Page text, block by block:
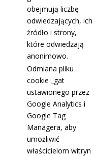
obejmują liczbę
odwiedzających, ich
źródło i strony,
które odwiedzają
anonimowo.
Odmiana pliku
cookie _gat
ustawionego przez
Google Analytics i
Google Tag
Managera, aby
umożliwić
właścicielom witryn